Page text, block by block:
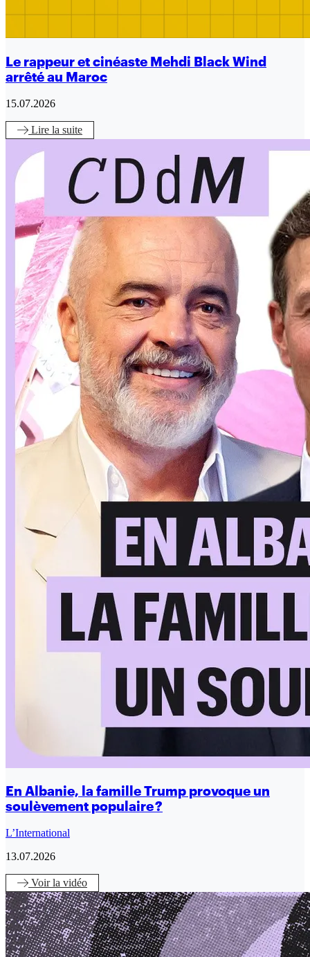
Le rappeur et cinéaste Mehdi Black Wind
arrêté au Maroc
15.07.2026
Lire la suite
En Albanie, la famille Trump provoque un
soulèvement populaire ?
L’International
13.07.2026
Voirla vidéo